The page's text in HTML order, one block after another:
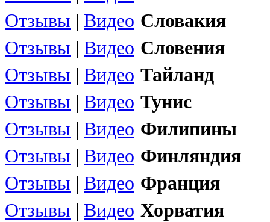
Отзывы | Видео Словакия
Отзывы | Видео Словения
Отзывы | Видео Тайланд
Отзывы | Видео Тунис
Отзывы | Видео Филипины
Отзывы | Видео Финляндия
Отзывы | Видео Франция
Отзывы | Видео Хорватия